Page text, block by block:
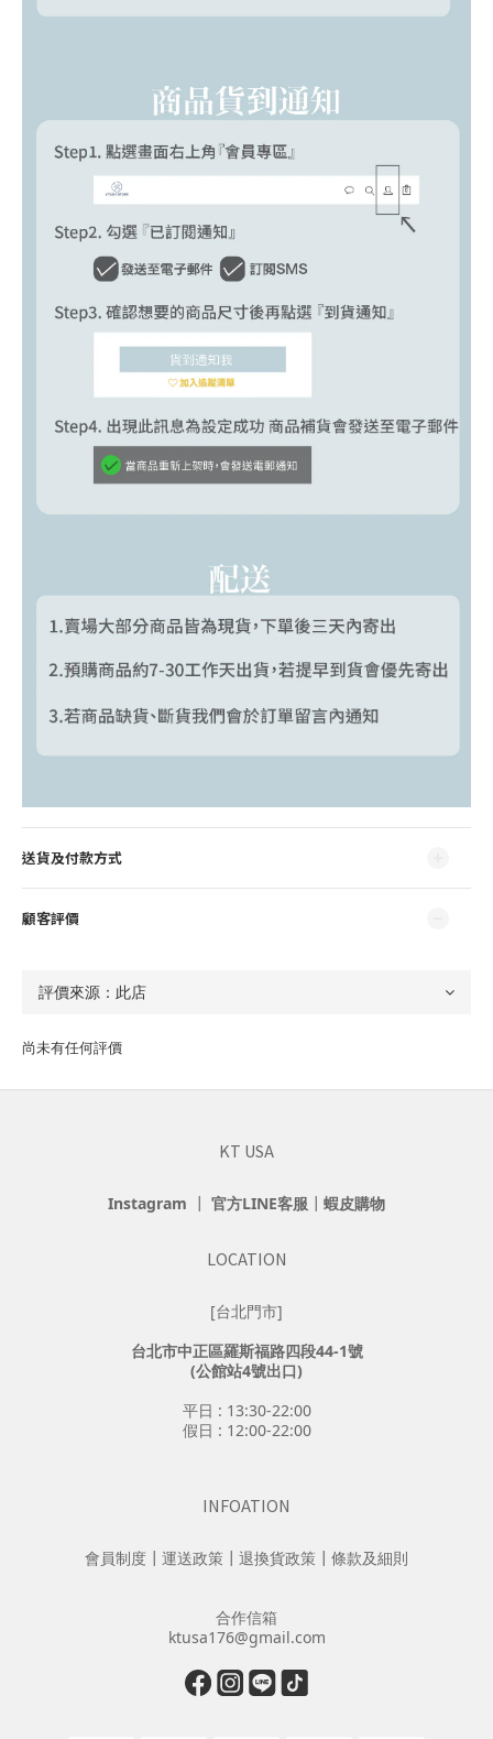
送貨及付款方式
顧客評價
尚未有任何評價
KT USA
Instagram ┃ 官方LINE客服 ┃ 蝦皮購物
LOCATION
[台北門市]
台北市中正區羅斯福路四段44-1號
(公館站4號出口)
平日 : 13:30-22:00
假日 : 12:00-22:00
INFOATION
會員制度 ┃ 運送政策 ┃ 退換貨政策 ┃ 條款及細則
合作信箱
ktusa176@gmail.com